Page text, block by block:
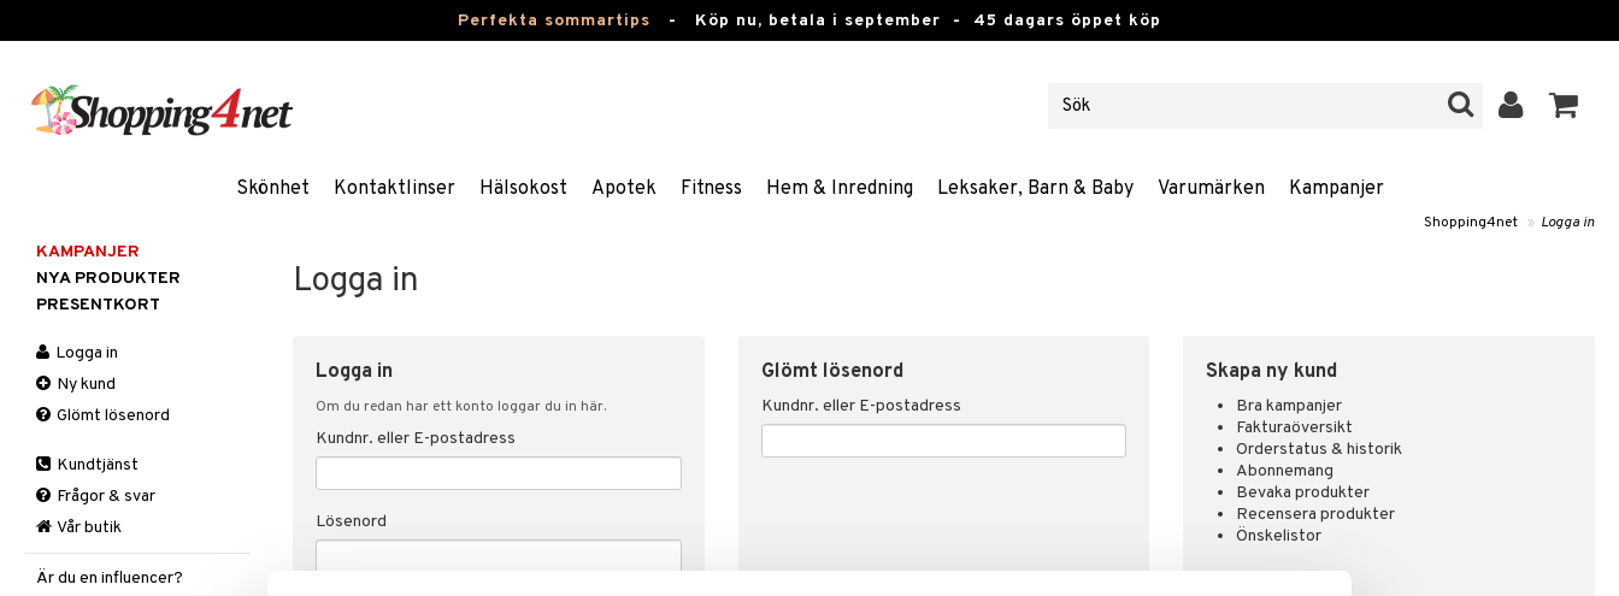
Perfekta sommartips - Köp nu, betala i september - 45 dagars öppet köp
Skönhet Kontaktlinser Hälsokost Apotek Fitness Hem & Inredning Leksaker, Barn & Baby Varumärken Kampanjer
Shopping4net » Logga in
Logga in
Logga in
Om du redan har ett konto loggar du in här.
Kundnr. eller E-postadress
Lösenord
Glömt lösenord
Kundnr. eller E-postadress
Skapa ny kund
Bra kampanjer
Fakturaöversikt
Orderstatus & historik
Abonnemang
Bevaka produkter
Recensera produkter
Önskelistor
KAMPANJER
NYA PRODUKTER
PRESENTKORT
Logga in
Ny kund
Glömt lösenord
Kundtjänst
Frågor & svar
Vår butik
Är du en influencer?